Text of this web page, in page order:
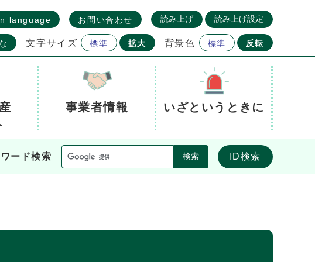
language お問い合わせ 読み上げ 読み上げ設定
文字サイズ 標準 拡大 背景色 標準 反転
事業者情報 いざというときに
ード検索 検索 ID検索